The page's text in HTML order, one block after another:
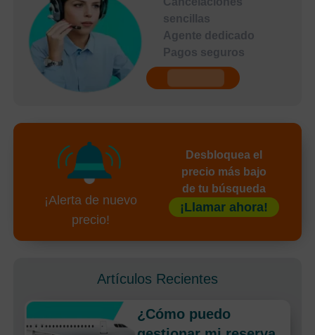
sencillas
Agente dedicado
Pagos seguros
¡Alerta de nuevo
precio!
Desbloquea el
precio más bajo
de tu búsqueda
¡Llamar ahora!
Artículos Recientes
¿Cómo puedo